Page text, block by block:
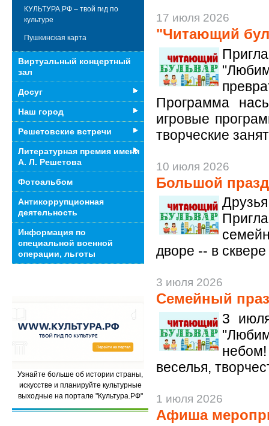
17 июля 2026
"Читающий
Программа
игровые
творческие
10 июля 2026
Большой
дворе -- в
3 июля 2026
Семейный
3
веселья,
1 июля 2026
Афиша
КУЛЬТУРА.РФ – твой гид по
культуре
Пушкинская карта
Виртуальный концертный
зал
Досуг
Наш город
Решетовские встречи
Литературная премия имени
А. Л. Решетова
Фотоальбом
Антикоррупционная
деятельность
Информация по
специальной военной
операции, льготы
Узнайте больше об истории страны,
искусстве и планируйте культурные
выходные на портале "Культура.РФ"